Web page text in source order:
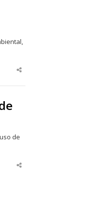
Share
de
Share